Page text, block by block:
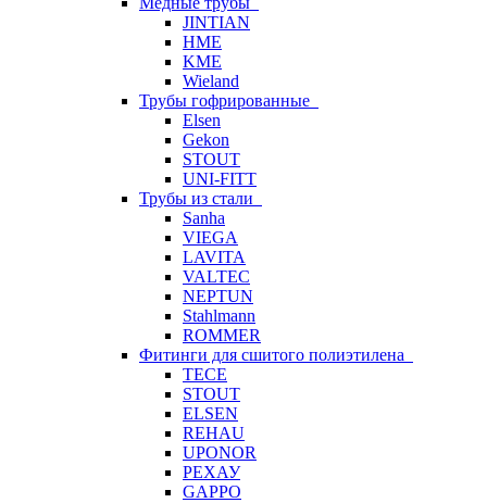
JINTIAN
HME
KME
Wieland
Трубы гофрированные
Elsen
Gekon
STOUT
UNI-FITT
Трубы из стали
Sanha
VIEGA
LAVITA
VALTEC
NEPTUN
Stahlmann
ROMMER
Фитинги для сшитого полиэтилена
TECE
STOUT
ELSEN
REHAU
UPONOR
РЕХАУ
GAPPO